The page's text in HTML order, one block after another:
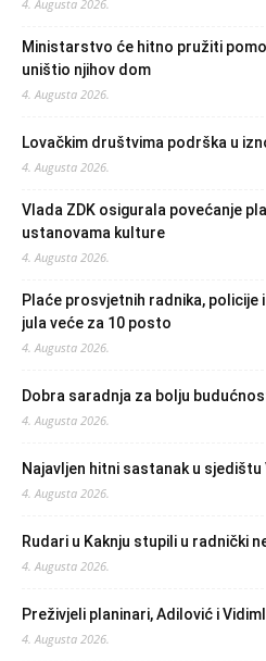
4. Augusta 2026.
Ministarstvo će hitno pružiti
uništio njihov dom
4. Augusta 2026.
Lovačkim društvima podrška u
4. Augusta 2026.
Vlada ZDK osigurala povećanje
ustanovama kulture
4. Augusta 2026.
Plaće prosvjetnih radnika, policije
jula veće za 10 posto
4. Augusta 2026.
Dobra saradnja za bolju
4. Augusta 2026.
Najavljen hitni sastanak u sjedištu
4. Augusta 2026.
Rudari u Kaknju stupili u radnički
4. Augusta 2026.
Preživjeli planinari, Adilović i
4. Augusta 2026.